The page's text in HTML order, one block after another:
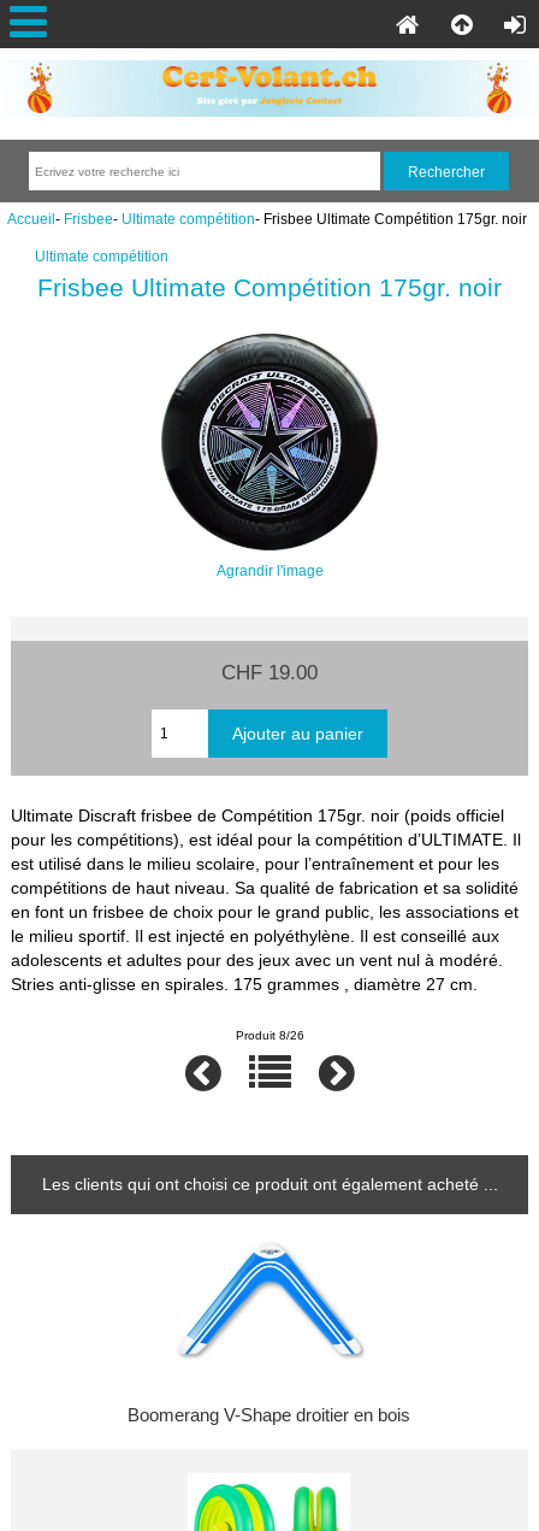
Accueil- Frisbee- Ultimate compétition- Frisbee Ultimate Compétition 175gr. noir
Ultimate compétition
Frisbee Ultimate Compétition 175gr. noir
Agrandir l'image
CHF 19.00
Ultimate Discraft frisbee de Compétition 175gr. noir (poids officiel
pour les compétitions), est idéal pour la compétition d’ULTIMATE. Il
est utilisé dans le milieu scolaire, pour l’entraînement et pour les
compétitions de haut niveau. Sa qualité de fabrication et sa solidité
en font un frisbee de choix pour le grand public, les associations et
le milieu sportif. Il est injecté en polyéthylène. Il est conseillé aux
adolescents et adultes pour des jeux avec un vent nul à modéré.
Stries anti-glisse en spirales. 175 grammes , diamètre 27 cm.
Produit 8/26
Les clients qui ont choisi ce produit ont également acheté ...
Boomerang V-Shape droitier en bois